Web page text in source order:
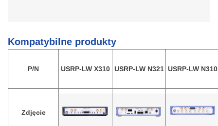
Kompatybilne produkty
P/N USRP-LW X310 USRP-LW N321 USRP-LW N310
Zdjęcie